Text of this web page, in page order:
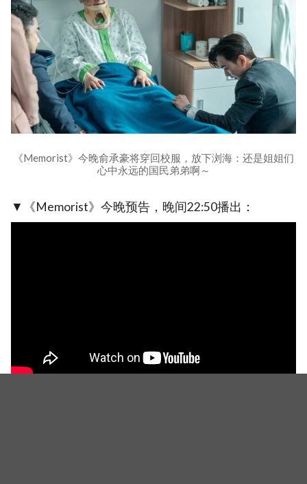
《Memorist》今晚俞承豪将穿回校服，放下浏海：还是姐姐们
心中永远的国民弟弟啊～
▼《Memorist》今晚预告，晚间22:50播出：